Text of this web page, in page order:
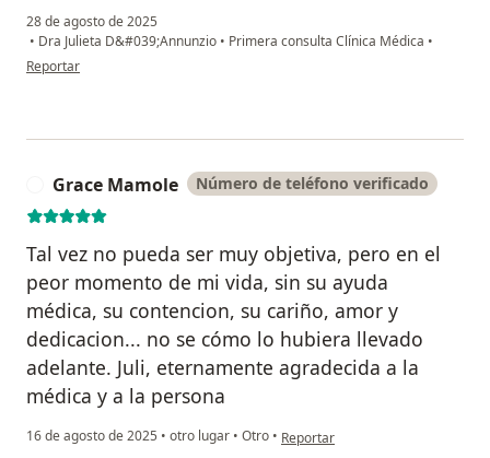
28 de agosto de 2025
• Dra Julieta D&#039;Annunzio • Primera consulta Clínica Médica •
en opinión del usuario Ivan Pretti
Reportar
Grace Mamole Número de teléfono verificado
Tal vez no pueda ser muy objetiva, pero en el
peor momento de mi vida, sin su ayuda
médica, su contencion, su cariño, amor y
dedicacion... no se cómo lo hubiera llevado
adelante. Juli, eternamente agradecida a la
médica y a la persona
16 de agosto de 2025 • otro lugar • Otro • en opinión del usuario Grace
Reportar